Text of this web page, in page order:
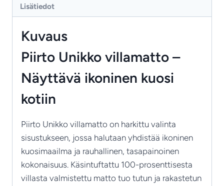
kuosi
rauhallisessa
tulkinnassa
määrä
Lisätiedot
Kuvaus
Piirto Unikko villamatto –
Näyttävä ikoninen kuosi
kotiin
Piirto Unikko villamatto on harkittu valinta
sisustukseen, jossa halutaan yhdistää ikoninen
kuosimaailma ja rauhallinen, tasapainoinen
kokonaisuus. Käsintuftattu 100-prosenttisesta
villasta valmistettu matto tuo tutun ja rakastetun